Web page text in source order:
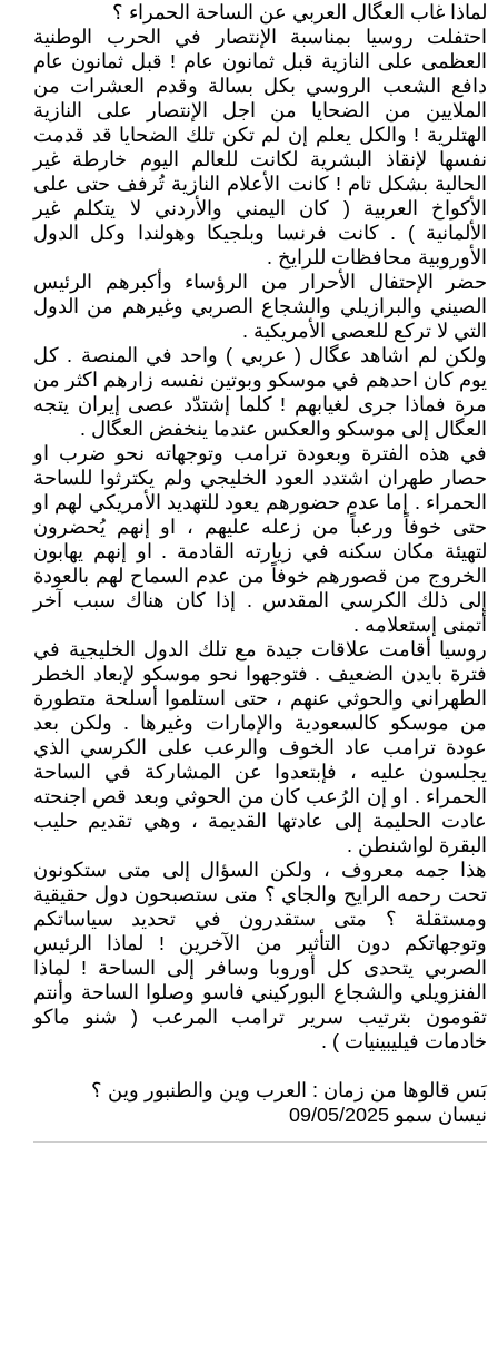
لماذا غاب العگال العربي عن الساحة الحمراء ؟
احتفلت روسيا بمناسبة الإنتصار في الحرب الوطنية
العظمى على النازية قبل ثمانون عام ! قبل ثمانون عام
دافع الشعب الروسي بكل بسالة وقدم العشرات من
الملايين من الضحايا من اجل الإنتصار على النازية
الهتلرية ! والكل يعلم إن لم تكن تلك الضحايا قد قدمت
نفسها لإنقاذ البشرية لكانت للعالم اليوم خارطة غير
الحالية بشكل تام ! كانت الأعلام النازية تُرفف حتى على
الأكواخ العربية ( كان اليمني والأردني لا يتكلم غير
الألمانية ) . كانت فرنسا وبلجيكا وهولندا وكل الدول
الأوروبية محافظات للرايخ .
حضر الإحتفال الأحرار من الرؤساء وأكبرهم الرئيس
الصيني والبرازيلي والشجاع الصربي وغيرهم من الدول
التي لا تركع للعصى الأمريكية .
ولكن لم اشاهد عگال ( عربي ) واحد في المنصة . كل
يوم كان احدهم في موسكو وبوتين نفسه زارهم اكثر من
مرة فماذا جرى لغيابهم ! كلما إشتدّد عصى إيران يتجه
العگال إلى موسكو والعكس عندما ينخفض العگال .
في هذه الفترة وبعودة ترامب وتوجهاته نحو ضرب او
حصار طهران اشتدد العود الخليجي ولم يكترثوا للساحة
الحمراء . إما عدم حضورهم يعود للتهديد الأمريكي لهم او
حتى خوفاً ورعباً من زعله عليهم ، او إنهم يُحضرون
لتهيئة مكان سكنه في زيارته القادمة . او إنهم يهابون
الخروج من قصورهم خوفاً من عدم السماح لهم بالعودة
إلى ذلك الكرسي المقدس . إذا كان هناك سبب آخر
أتمنى إستعلامه .
روسيا أقامت علاقات جيدة مع تلك الدول الخليجية في
فترة بايدن الضعيف . فتوجهوا نحو موسكو لإبعاد الخطر
الطهراني والحوثي عنهم ، حتى استلموا أسلحة متطورة
من موسكو كالسعودية والإمارات وغيرها . ولكن بعد
عودة ترامب عاد الخوف والرعب على الكرسي الذي
يجلسون عليه ، فإبتعدوا عن المشاركة في الساحة
الحمراء . او إن الرُعب كان من الحوثي وبعد قص اجنحته
عادت الحليمة إلى عادتها القديمة ، وهي تقديم حليب
البقرة لواشنطن .
هذا جمه معروف ، ولكن السؤال إلى متى ستكونون
تحت رحمه الرايح والجاي ؟ متى ستصبحون دول حقيقية
ومستقلة ؟ متى ستقدرون في تحديد سياساتكم
وتوجهاتكم دون التأثير من الآخرين ! لماذا الرئيس
الصربي يتحدى كل أوروبا وسافر إلى الساحة ! لماذا
الفنزويلي والشجاع البوركيني فاسو وصلوا الساحة وأنتم
تقومون بترتيب سرير ترامب المرعب ( شنو ماكو
خادمات فيليبينيات ) .
بَس قالوها من زمان : العرب وين والطنبور وين ؟
نيسان سمو 09/05/2025